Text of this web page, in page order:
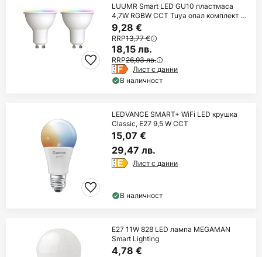
LUUMR Smart LED GU10 пластмаса
4,7W RGBW CCT Tuya опал комплект от
2
9,28 €
RRP13,77 €
18,15 лв.
RRP26,93 лв.
Лист с данни
В наличност
LEDVANCE SMART+ WiFi LED крушка
Classic, E27 9,5 W CCT
15,07 €
29,47 лв.
Лист с данни
В наличност
E27 11W 828 LED лампа MEGAMAN
Smart Lighting
4,78 €